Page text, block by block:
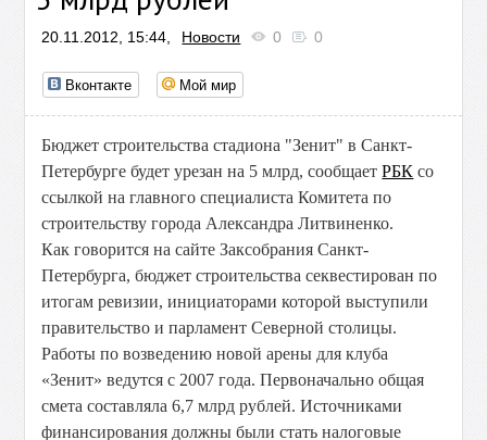
20.11.2012, 15:44, Новости 0 0
Вконтакте Мой мир
Бюджет строительства стадиона "Зенит" в Санкт-
Петербурге будет урезан на 5 млрд, сообщаетРБК со
ссылкой на главного специалиста Комитета по
строительству города Александра Литвиненко.
Как говорится на сайте Заксобрания Санкт-
Петербурга, бюджет строительства секвестирован по
итогам ревизии, инициаторами которой выступили
правительство и парламент Северной столицы.
Работы по возведению новой арены для клуба
«Зенит» ведутся с 2007 года. Первоначально общая
смета составляла 6,7 млрд рублей. Источниками
финансирования должны были стать налоговые